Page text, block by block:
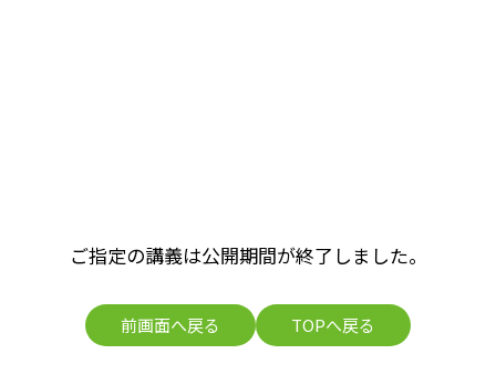
ご指定の講義は公開期間が終了しました。
前画面へ戻る TOPへ戻る